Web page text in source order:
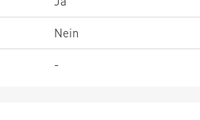
Nein
-